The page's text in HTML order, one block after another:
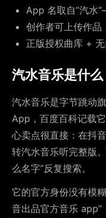
App 名取自”汽水
创作者可上传作品
正版授权曲库 + 无
汽水音乐是什么
汽水音乐是字节跳动
App，百度百科记载
心卖点很直接：在抖
转汽水音乐听完整版
么名字”反复搜索。
它的官方身份没有模糊
音出品官方音乐 app”